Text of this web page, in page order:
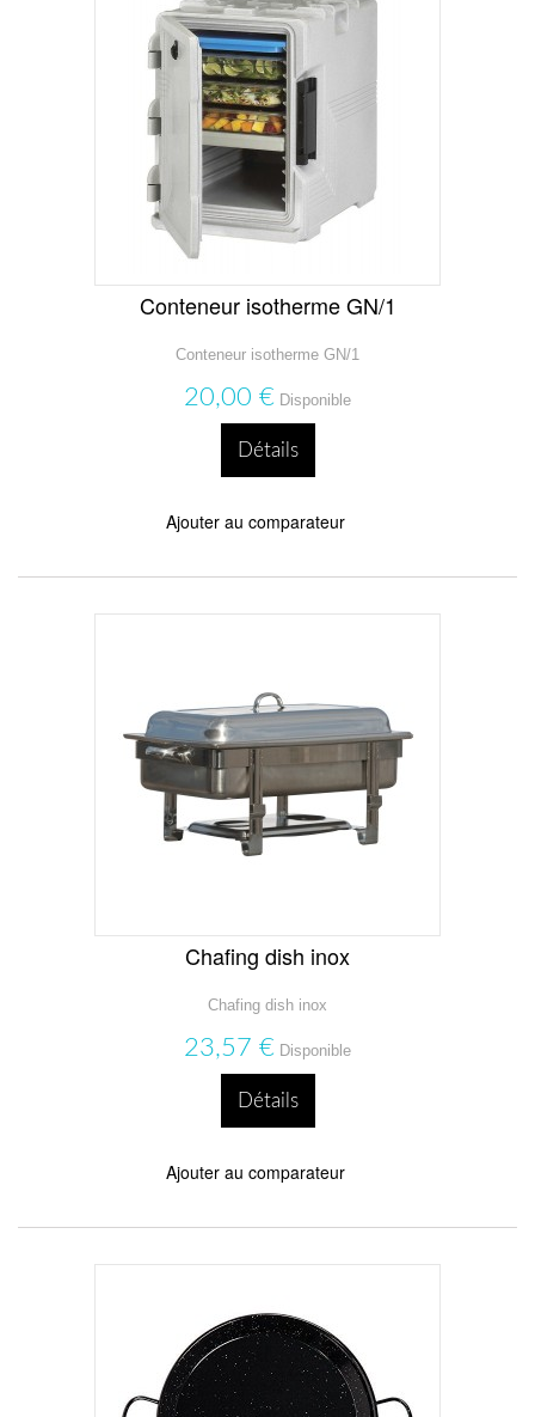
Conteneur isotherme GN/1
Conteneur isotherme GN/1
20,00 € Disponible
Détails
Ajouter au comparateur
Chafing dish inox
Chafing dish inox
23,57 € Disponible
Détails
Ajouter au comparateur